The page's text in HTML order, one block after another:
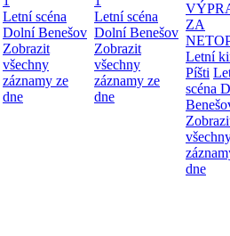
Letní scéna
Dolní Benešov
Zobrazit
všechny
záznamy ze
dne
Letní scéna
Dolní Benešov
Zobrazit
všechny
záznamy ze
dne
ZA
Letní
Píšti
scéna
dne